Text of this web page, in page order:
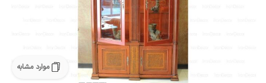
موارد مشابه